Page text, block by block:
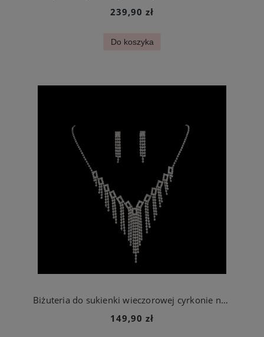
239,90 zł
Do koszyka
Biżuteria do sukienki wieczorowej cyrkonie naszyjnik i kolczyki
149,90 zł